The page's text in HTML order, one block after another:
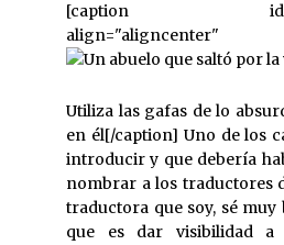
[caption
Utiliza las gafas de lo
en él[/caption] Uno de los
introducir y que debería
nombrar a los traductores
traductora que soy, sé
que es dar visibilidad a